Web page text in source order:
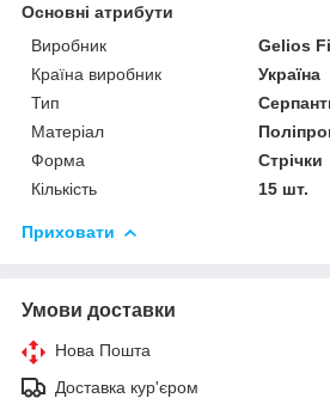
Основні атрибути
Виробник
Gelios
Країна виробник
Україна
Тип
Матеріал
Форма
Стрічки
Кількість
15 шт.
Приховати
Умови доставки
Нова Пошта
Доставка кур'єром